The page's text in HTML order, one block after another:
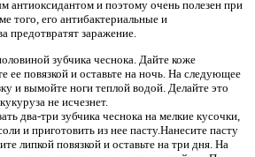
антиоксидантом и поэтому очень полезен при
того, его антибактериальные и
предотвратят заражение.
зубчика чеснока. Дайте коже
ее повязкой и оставьте на ночь. На следующее
и вымойте ноги теплой водой. Делайте это
не исчезнет.
два-три зубчика чеснока на мелкие кусочки,
и приготовить из нее пасту.Нанесите пасту
липкой повязкой и оставьте на три дня. На